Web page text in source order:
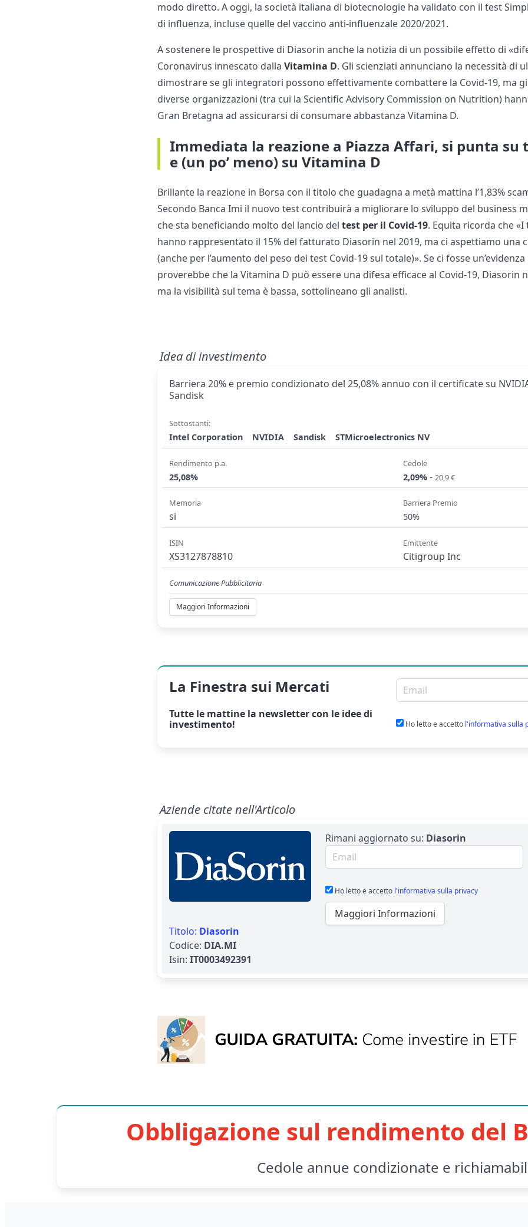
modo diretto. A oggi, la società italiana di biotecnologie ha validato con il test
di influenza, incluse quelle del vaccino anti-influenzale 2020/2021.
A sostenere le prospettive di Diasorin anche la notizia di un possibile effetto di
Coronavirus innescato dallaVitamina D. Gli scienziati annunciano la necessità di
dimostrare se gli integratori possono effettivamente combattere la Covid-19, ma
diverse organizzazioni (tra cui la Scientific Advisory Commission on Nutrition)
Gran Bretagna ad assicurarsi di consumare abbastanza Vitamina D.
Immediata la reazione a Piazza Affari, si punta su
e (un po’ meno) su Vitamina D
Brillante la reazione in Borsa con il titolo che guadagna a metà mattina l’1,83%
Secondo Banca Imi il nuovo test contribuirà a migliorare lo sviluppo del business
che sta beneficiando molto del lancio deltest per il Covid-19. Equita ricorda che
hanno rappresentato il 15% del fatturato Diasorin nel 2019, ma ci aspettiamo una
(anche per l’aumento del peso dei test Covid-19 sul totale)». Se ci fosse
proverebbe che la Vitamina D può essere una difesa efficace al Covid-19, Diasorin
ma la visibilità sul tema è bassa, sottolineano gli analisti.
Idea di investimento
Barriera 20% e premio condizionato del 25,08% annuo con il certificate su
Sandisk
Sottostanti:
Intel Corporation NVIDIA Sandisk STMicroelectronics NV
Rendimento p.a.
25,08%
Cedole
2,09% - 20,9 €
Memoria
si
Barriera Premio
50%
ISIN
XS3127878810
Emittente
Citigroup Inc
Comunicazione Pubblicitaria
Maggiori Informazioni
La Finestra sui Mercati
Tutte le mattine la newslettercon le idee di
investimento!
Email per newsletter
Ho letto e accetto l'informativa sulla
Aziende citate nell'Articolo
Titolo: Diasorin
Codice: DIA.MI
Isin:IT0003492391
Rimani aggiornato su: Diasorin
Email per newsletter
Ho letto e accetto l'informativa sulla privacy
Maggiori Informazioni
Obbligazione sul rendimento del
Cedole annue condizionate e